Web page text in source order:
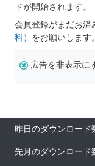
ドが開始されます。
会員登録がまだお済
料） をお願いします。
広告を非表示に
昨日のダウンロード
先月のダウンロード